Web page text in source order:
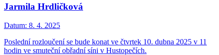
Jarmila Hrdličková
Datum: 8. 4. 2025
Poslední rozloučení se bude konat ve čtvrtek 10. dubna 2025 v 11
hodin ve smuteční obřadní síni v Hustopečích.